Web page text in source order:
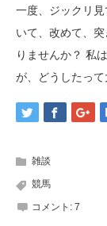
一度、ジックリ
いて、改めて、
りませんか？ 私
が、どうしたって
雑談
競馬
コメント: 7